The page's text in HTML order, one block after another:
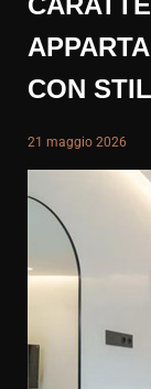
CON
21 maggio 2026